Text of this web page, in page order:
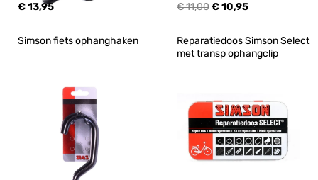
€ 13,95 € 11,00€ 10,95
Simson fiets ophanghaken
Reparatiedoos Simson Select
met transp ophangclip